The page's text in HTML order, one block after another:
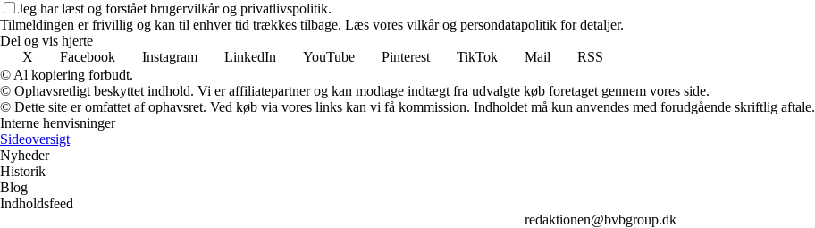
Jeg har læst og forstået brugervilkår og privatlivspolitik.
Tilmeldingen er frivillig og kan til enhver tid trækkes tilbage. Læs vores vilkår og persondatapolitik for detaljer.
Del og vis hjerte
X
Facebook Instagram LinkedIn YouTube Pinterest TikTok Mail
RSS
© Al kopiering forbudt.
© Ophavsretligt beskyttet indhold. Vi er affiliatepartner og kan modtage indtægt fra udvalgte køb foretaget gennem vores side.
© Dette site er omfattet af ophavsret. Ved køb via vores links kan vi få kommission. Indholdet må kun anvendes med forudgående skriftlig aftale.
Interne henvisninger
Sideoversigt
Nyheder
Historik
Blog
Indholdsfeed
redaktionen@bvbgroup.dk